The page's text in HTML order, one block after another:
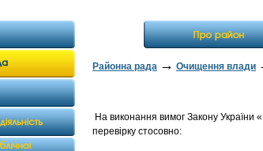
Районна рада → Очищення влади
На виконання вимог Закону
перевірку стосовно: